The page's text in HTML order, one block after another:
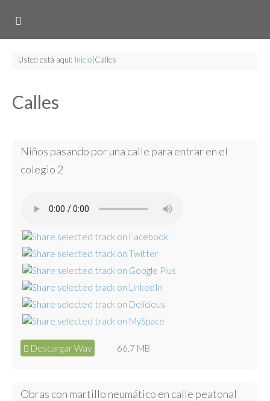
Usted está aquí: Inicio Calles
Calles
Niños pasando por una calle para entrar en el
colegio 2
Descargar Wav 66.7 MB
Obras con martillo neumático en calle peatonal